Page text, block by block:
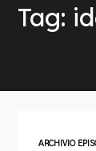
Il Podcast
Tag:
ARCHIVIO